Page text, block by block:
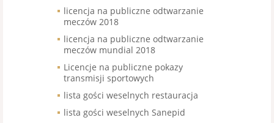
licencja na publiczne odtwarzanie
meczów 2018
licencja na publiczne odtwarzanie
meczów mundial 2018
Licencje na publiczne pokazy
transmisji sportowych
lista gości weselnych restauracja
lista gości weselnych Sanepid